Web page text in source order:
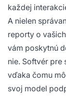
každej
A nielen
reporty o
vám poskytnú
nie. Softvér pre
vďaka čomu
svoj model